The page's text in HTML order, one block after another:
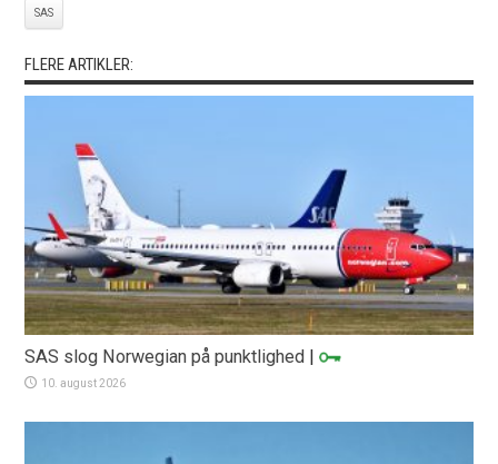
SAS
FLERE ARTIKLER:
SAS slog Norwegian på punktlighed |
10. august 2026